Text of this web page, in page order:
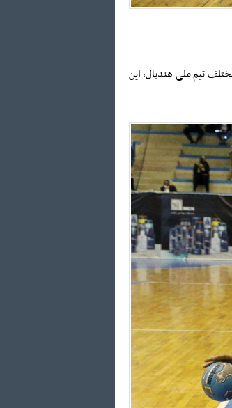
پشتوانه سازی برای رده های مختلف تیم ملی هندبال، این